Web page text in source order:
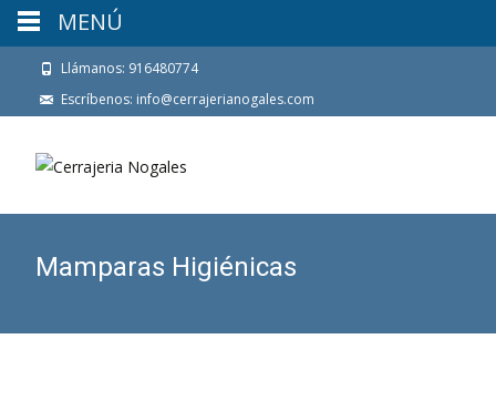
Llámanos: 916480774
Escríbenos: info@cerrajerianogales.com
Mamparas Higiénicas
MENÚ